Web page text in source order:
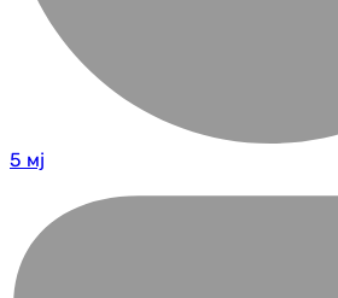
5 мј